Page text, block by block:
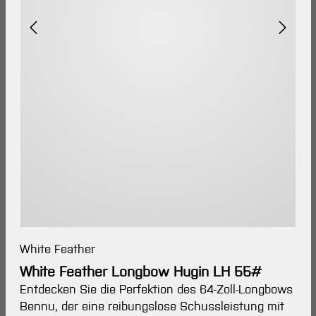
White Feather
White Feather Longbow Hugin LH 55#
Entdecken Sie die Perfektion des 64-Zoll-Longbows
Bennu, der eine reibungslose Schussleistung mit